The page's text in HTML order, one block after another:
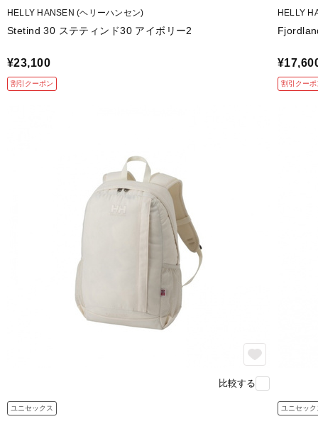
HELLY HANSEN (ヘリーハンセン)
Stetind 30 ステティンド30 アイボリー2
¥23,100
割引クーポン
HELLY
割引クーポ
比較する
ユニセックス ユニセック